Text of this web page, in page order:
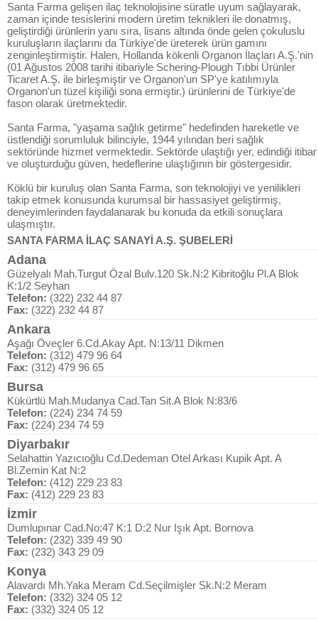
Santa Farma gelişen ilaç teknolojisine süratle uyum sağlayarak,
zaman içinde tesislerini modern üretim teknikleri ile donatmış,
geliştirdiği ürünlerin yanı sıra, lisans altında önde gelen çokuluslu
kuruluşların ilaçlarını da Türkiye'de üreterek ürün gamını
zenginleştirmiştir. Halen, Hollanda kökenli Organon İlaçları A.Ş.'nin
(01 Ağustos 2008 tarihi itibariyle Schering-Plough Tıbbi Ürünler
Ticaret A.Ş. ile birleşmiştir ve Organon'un SP'ye katılımıyla
Organon'un tüzel kişiliği sona ermiştir.) ürünlerini de Türkiye'de
fason olarak üretmektedir.
Santa Farma, "yaşama sağlık getirme" hedefinden hareketle ve
üstlendiği sorumluluk bilinciyle, 1944 yılından beri sağlık
sektöründe hizmet vermektedir. Sektörde ulaştığı yer, edindiği itibar
ve oluşturduğu güven, hedeflerine ulaştığının bir göstergesidir.
Köklü bir kuruluş olan Santa Farma, son teknolojiyi ve yenilikleri
takip etmek konusunda kurumsal bir hassasiyet geliştirmiş,
deneyimlerinden faydalanarak bu konuda da etkili sonuçlara
ulaşmıştır.
SANTA FARMA İLAÇ SANAYİ A.Ş. ŞUBELERİ
Adana
Güzelyalı Mah.Turgut Özal Bulv.120 Sk.N:2 Kibritoğlu Pl.A Blok
K:1/2 Seyhan
Telefon: (322) 232 44 87
Fax: (322) 232 44 87
Ankara
Aşağı Öveçler 6.Cd.Akay Apt. N:13/11 Dikmen
Telefon: (312) 479 96 64
Fax: (312) 479 96 65
Bursa
Kükürtlü Mah.Mudanya Cad.Tan Sit.A Blok N:83/6
Telefon: (224) 234 74 59
Fax: (224) 234 74 59
Diyarbakır
Selahattin Yazıcıoğlu Cd.Dedeman Otel Arkası Kupik Apt. A
Bl.Zemin Kat N:2
Telefon: (412) 229 23 83
Fax: (412) 229 23 83
İzmir
Dumlupınar Cad.No:47 K:1 D:2 Nur Işık Apt. Bornova
Telefon: (232) 339 49 90
Fax: (232) 343 29 09
Konya
Alavardı Mh.Yaka Meram Cd.Seçilmişler Sk.N:2 Meram
Telefon: (332) 324 05 12
Fax: (332) 324 05 12